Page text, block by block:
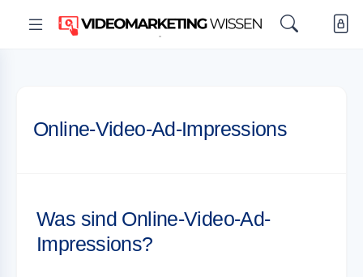
Online-Video-Ad-Impressions
Was sind Online-Video-Ad-
Impressions?